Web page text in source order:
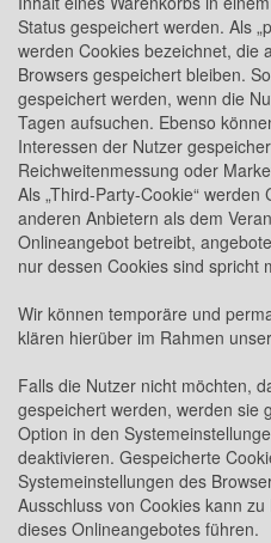
Status gespeichert werden. Als
werden Cookies bezeichnet, die
Browsers gespeichert bleiben.
gespeichert werden, wenn die
Tagen aufsuchen. Ebenso
Interessen der Nutzer
Reichweitenmessung oder
Als „Third-Party-Cookie“
anderen Anbietern als dem
Onlineangebot betreibt,
nur dessen Cookies sind spricht
Wir können temporäre und
klären hierüber im Rahmen
Falls die Nutzer nicht möchten,
gespeichert werden, werden sie
Option in den
deaktivieren. Gespeicherte
Systemeinstellungen des
Ausschluss von Cookies kann
dieses Onlineangebotes führen.